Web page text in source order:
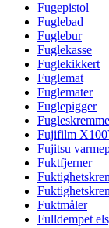
Fugepistol
Fuglebad
Fuglebur
Fuglekasse
Fuglekikkert
Fuglemat
Fuglemater
Fuglepigger
Fujifilm
Fujitsu
Fuktfjerner
Fuktmåler
Fulldempet